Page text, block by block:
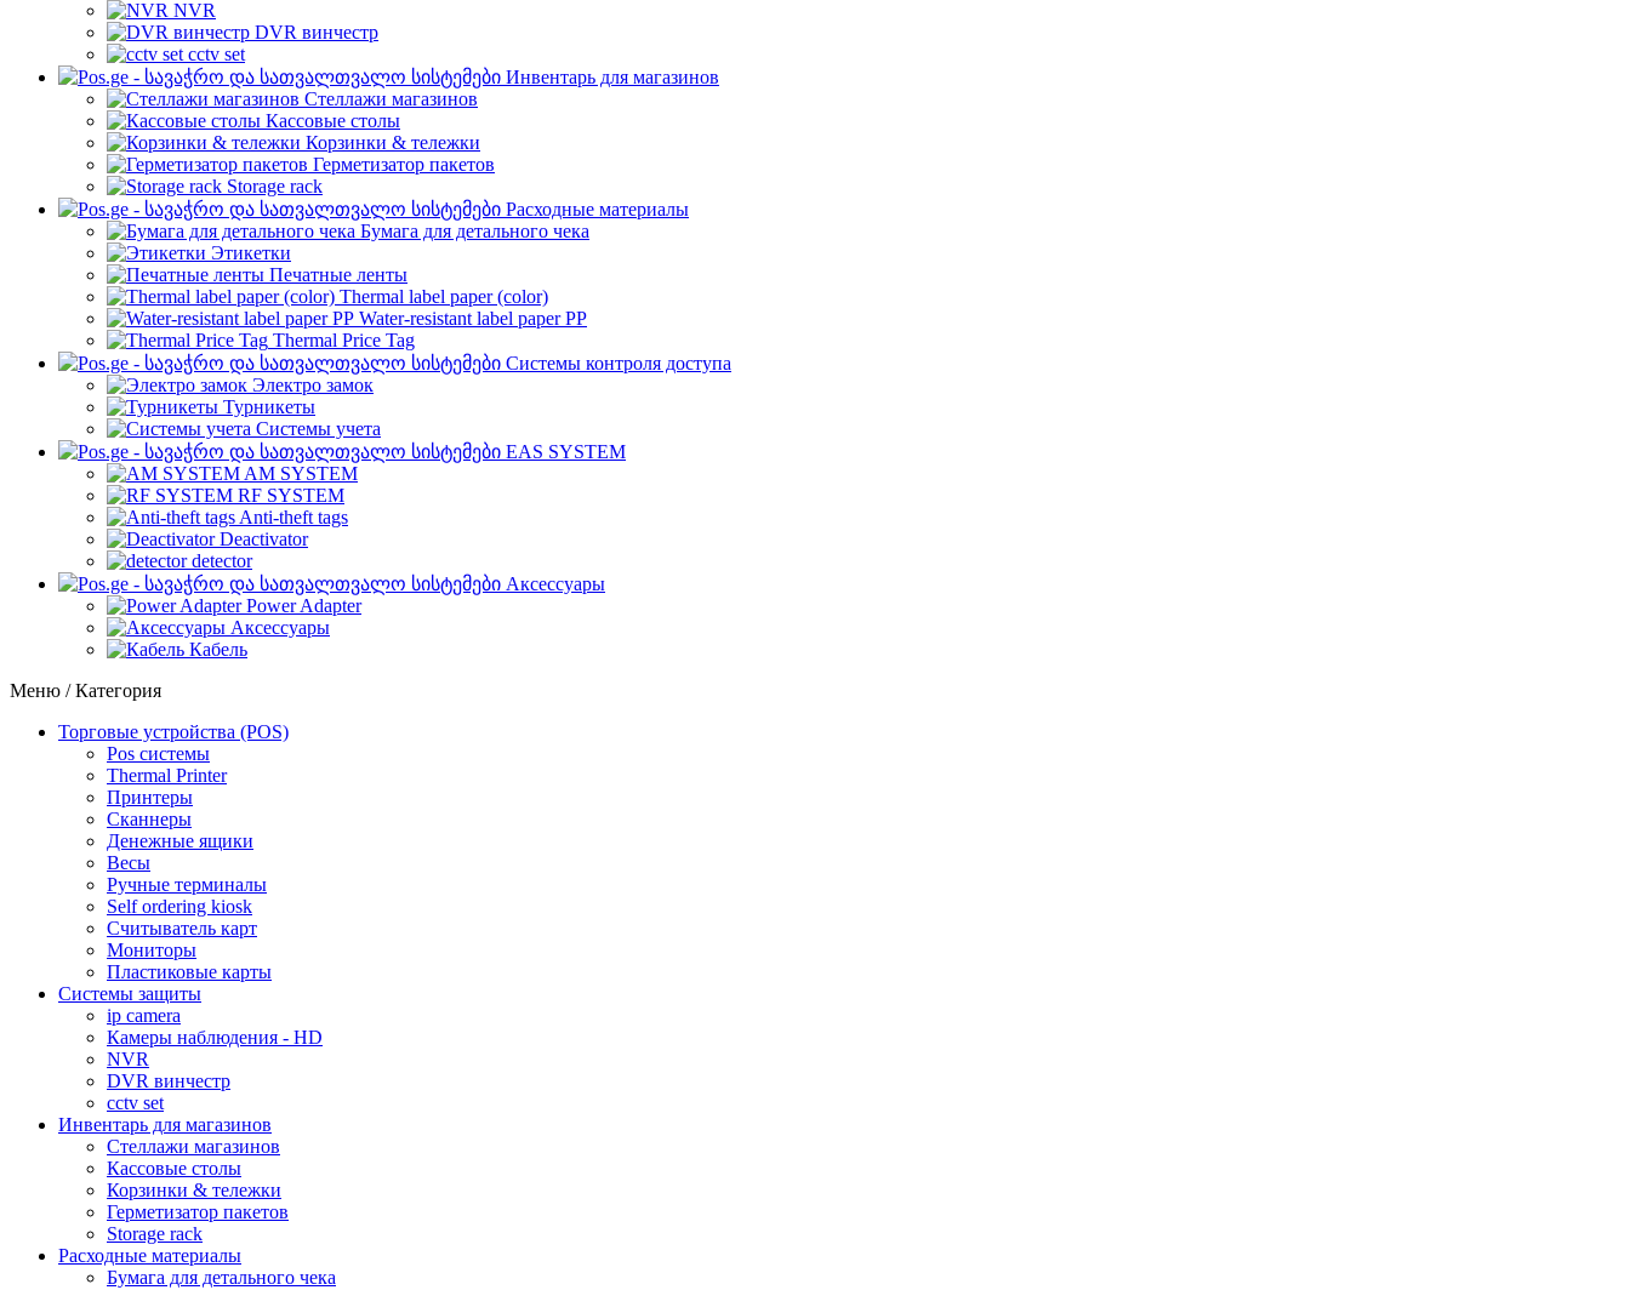
NVR
DVR винчестр
cctv set
Инвентарь для магазинов
Стеллажи магазинов
Кассовые столы
Корзинки & тележки
Герметизатор пакетов
Storage rack
Расходные материалы
Бумага для детального чека
Этикетки
Печатные ленты
Thermal label paper (color)
Water-resistant label paper PP
Thermal Price Tag
Системы контроля доступа
Электро замок
Турникеты
Cистемы учета
EAS SYSTEM
AM SYSTEM
RF SYSTEM
Anti-theft tags
Deactivator
detector
Аксессуары
Power Adapter
Аксессуары
Кабель
Меню / Категория
Торговые устройства (POS)
Pos системы
Thermal Printer
Принтеры
Сканнеры
Денежные ящики
Весы
Ручные терминалы
Self ordering kiosk
Считыватель карт
Мониторы
Пластиковые карты
Cистемы защиты
ip camera
Камеры наблюдения - HD
NVR
DVR винчестр
cctv set
Инвентарь для магазинов
Стеллажи магазинов
Кассовые столы
Корзинки & тележки
Герметизатор пакетов
Storage rack
Расходные материалы
Бумага для детального чека